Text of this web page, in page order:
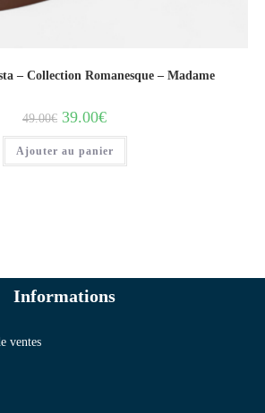
– Collection Romanesque – Madame
49.00€ 39.00€
Ajouter au panier
Informations
ventes